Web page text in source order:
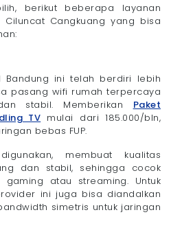
berikut beberapa layanan
Cangkuang yang bisa
Bandung ini telah berdiri lebih
pasang wifi rumah terpercaya
stabil. Memberikan Paket
TV mulai dari 185.000/bln,
bebas FUP.
membuat kualitas
dan stabil, sehingga cocok
gaming atau streaming. Untuk
ini juga bisa diandalkan
simetris untuk jaringan